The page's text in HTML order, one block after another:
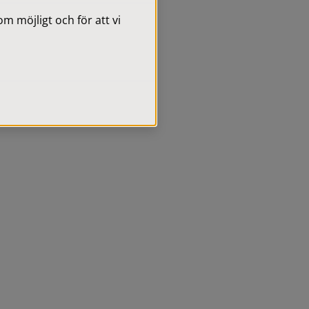
möjligt och för att vi